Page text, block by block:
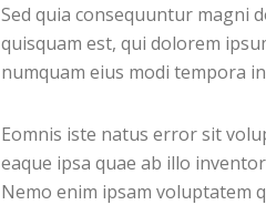
Sed quia consequuntur magni
quisquam est, qui dolorem
numquam eius modi tempora
Eomnis iste natus error sit
eaque ipsa quae ab illo
Nemo enim ipsam voluptatem